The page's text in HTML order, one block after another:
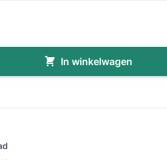
In winkelwagen